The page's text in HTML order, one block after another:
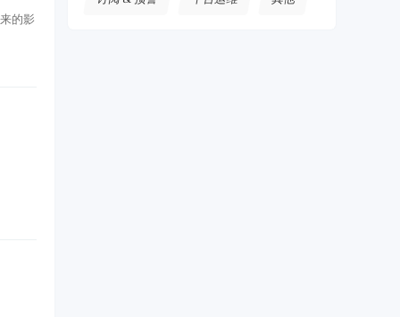
的影